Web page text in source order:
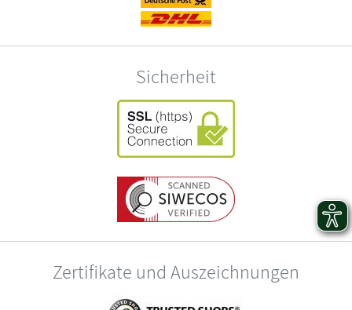
Sicherheit
Zertifikate und Auszeichnungen